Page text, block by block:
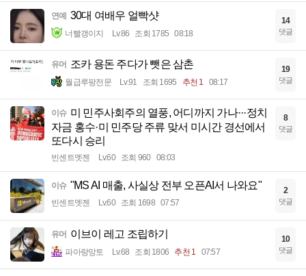
연예 30대 여배우 얼빡샷
너빨갱이지 Lv.86 조회 1785 08:18
14
댓글
유머 조카 용돈 주다가 뺏은 삼촌
월급루팡전문 Lv.91 조회 1695 추천 1 08:17
19
댓글
이슈 미 민주사회주의 열풍, 어디까지 가나···정치
자금 홍수·미 민주당 주류 맞서 미시간 경선에서
또다시 승리
빈센트멧젠 Lv.60 조회 960 08:03
8
댓글
이슈 "MS AI 매출, 사실상 전부 오픈AI서 나와요"
빈센트멧젠 Lv.60 조회 1698 07:57
2
댓글
유머 이브이 레고 조립하기
파아랑망토 Lv.68 조회 1806 추천 1 07:57
10
댓글